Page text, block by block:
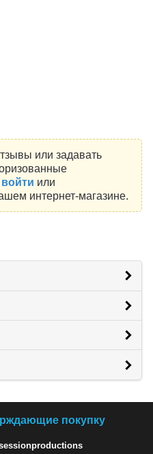
или задавать
войти или
интернет-магазине.
покупку